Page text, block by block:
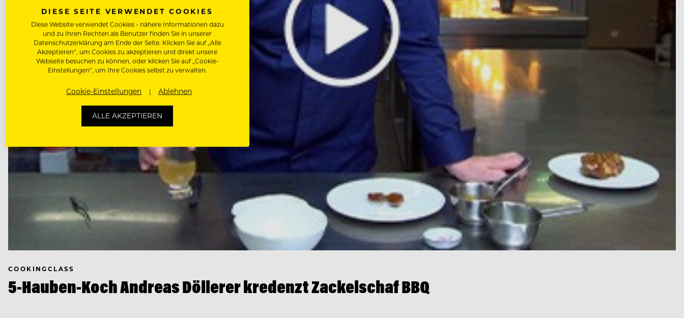
COOKINGCLASS
5-Hauben-Koch Andreas Döllerer kredenzt Zackelschaf BBQ
DIESE SEITE VERWENDET COOKIES
Diese Website verwendet Cookies - nähere Informationen dazu
und zu Ihren Rechten als Benutzer finden Sie in unserer
Datenschutzerklärung am Ende der Seite. Klicken Sie auf „Alle
Akzeptieren“, um Cookies zu akzeptieren und direkt unsere
Webseite besuchen zu können, oder klicken Sie auf „Cookie-
Einstellungen“, um Ihre Cookies selbst zu verwalten.
Cookie-Einstellungen Ablehnen
ALLE AKZEPTIEREN